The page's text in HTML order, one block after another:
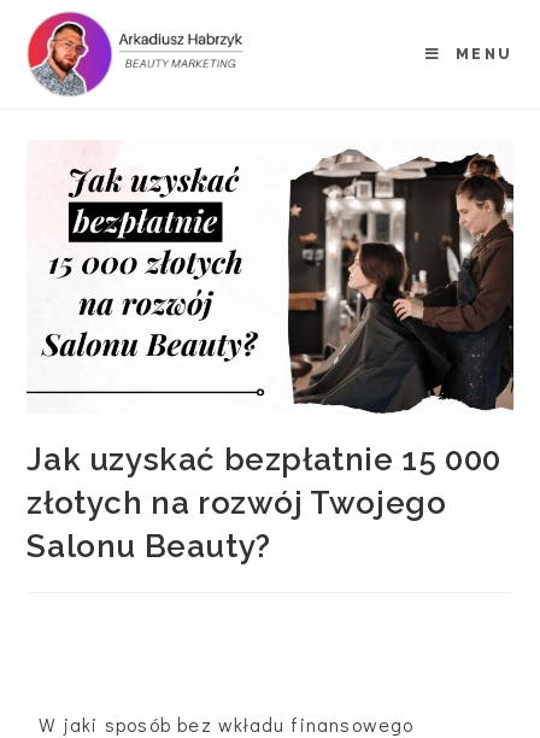
MENU
Jak uzyskać bezpłatnie 15 000
złotych na rozwój Twojego
Salonu Beauty?
W jaki sposób bez wkładu finansowego